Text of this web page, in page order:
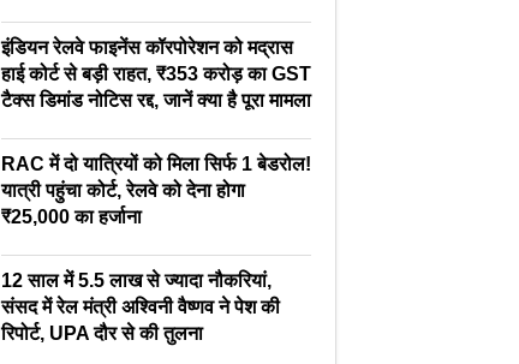
इंडियन रेलवे फाइनेंस कॉरपोरेशन को मद्रास
हाई कोर्ट से बड़ी राहत, ₹353 करोड़ का GST
टैक्स डिमांड नोटिस रद्द, जानें क्या है पूरा मामला
RAC में दो यात्रियों को मिला सिर्फ 1 बेडरोल!
यात्री पहुंचा कोर्ट, रेलवे को देना होगा
₹25,000 का हर्जाना
12 साल में 5.5 लाख से ज्यादा नौकरियां,
संसद में रेल मंत्री अश्विनी वैष्णव ने पेश की
रिपोर्ट, UPA दौर से की तुलना